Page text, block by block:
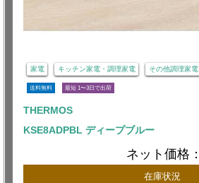
家電 キッチン家電・調理家電 その他調理家電
送料無料 最短 1〜3日で出荷
THERMOS
KSE8ADPBL ディープブルー
ネット価格：
在庫状況